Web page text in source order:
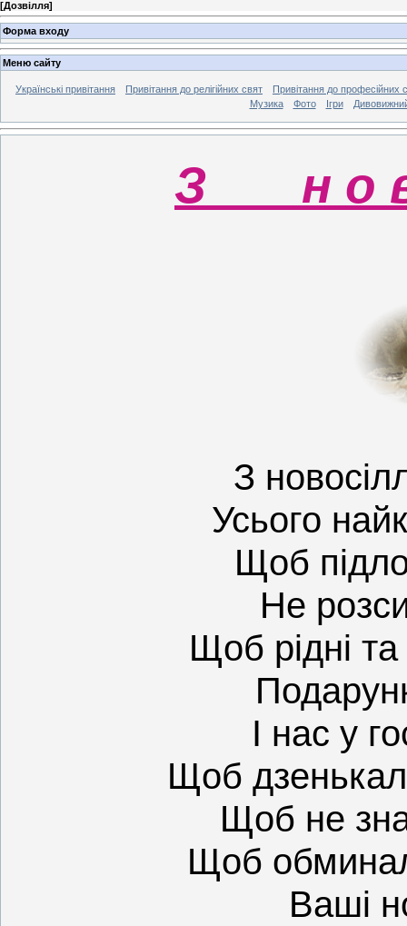
[Дозвілля]
Форма входу
Меню сайту
Українські привітання Привітання до релігійних свят
Привітання до професійних
Музика
Фото Ігри
З н о в
З
Усього
Щоб
Не
Щоб рідні
І нас у
Щоб
Щоб не
Щоб
Ваші